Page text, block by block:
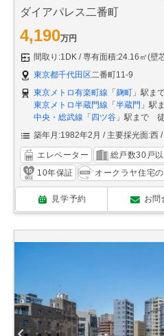
ダイアパレス二番町
4,190万円
間取り:1DK
専有面積:24.16㎡(壁
東京都千代田区二番町11-9
東京メトロ有楽町線 「 麹町 」駅ま
東京メトロ半蔵門線 「 半蔵門 」駅
中央・総武線 「 四ツ谷 」駅まで
築年月:1982年2月
主要採光面:西
エレベーター 総戸数30戸
10年保証
オークラヤ住宅
見学予約 お問